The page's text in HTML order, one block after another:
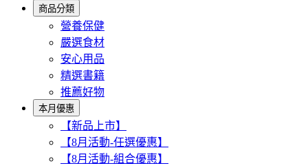
商品分類
營養保健
嚴選食材
安心用品
精選書籍
推薦好物
本月優惠
【新品上市】
【8月活動-任選優惠】
【8月活動-組合優惠】